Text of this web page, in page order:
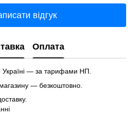
відгук
Оплата
— за тарифами НП.
— безкоштовно.